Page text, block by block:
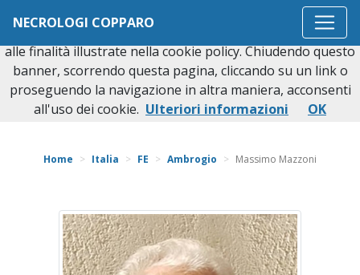
NECROLOGI COPPARO
Torna indietro
Home Italia FE Ambrogio Massimo Mazzoni
Questo sito o gli strumenti terzi da questo utilizzati si
avvalgono di cookie necessari al funzionamento ed utili
alle finalità illustrate nella cookie policy. Chiudendo questo
banner, scorrendo questa pagina, cliccando su un link o
proseguendo la navigazione in altra maniera, acconsenti
all'uso dei cookie. Ulteriori informazioni OK